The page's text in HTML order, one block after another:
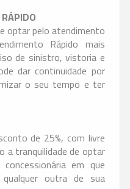
optar pelo atendimento
Rápido mais
de sinistro, vistoria e
dar continuidade por
o seu tempo e ter
de 25%, com livre
a tranquilidade de optar
em que
outra de sua